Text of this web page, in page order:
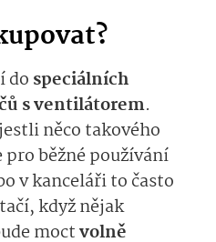
dospeciálních
s ventilátorem.
něco takového
běžné používání
v kanceláři to často
když nějak
moctvolně